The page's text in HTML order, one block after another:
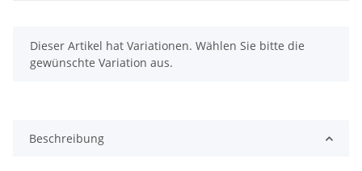
x
Dieser Artikel hat Variationen. Wählen Sie bitte die
gewünschte Variation aus.
Beschreibung